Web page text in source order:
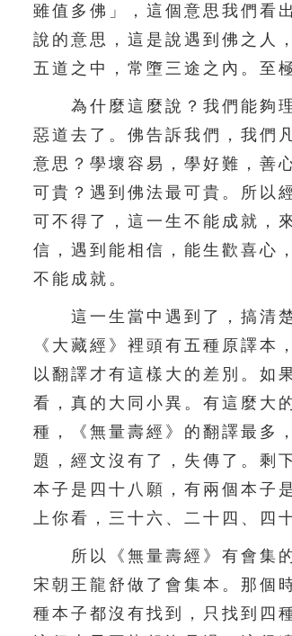
雖值多佛」，這個意思我們看
說的意思，這是說遇到佛之人
五道之中，常墮三途之內。至
為什麼這麼說？我們能夠理
惡道去了。佛告訴我們，我們
意思？學壞容易，學好難，善
可貴？遇到佛法最可貴。所以
可不得了，這一生不能成就，
信，遇到能相信，能生歡喜心
不能成就。
這一生當中遇到了，搞清楚
《大藏經》裡頭有五種原譯
以翻譯才有這樣大的差別。如
看，真的大同小異。有這麼大
種，《無量壽經》的翻譯最多
題，經文沒有了，失傳了。剩
本子是四十八願，有兩個本子
上你看，三十六、二十四、四
所以《無量壽經》有會集的
宋朝王龍舒做了會集本。那個
種本子都沒有找到，只找到四